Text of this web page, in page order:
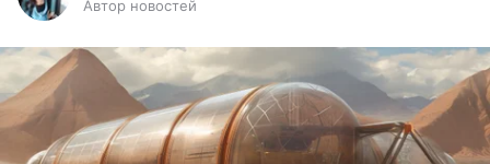
Автор новостей